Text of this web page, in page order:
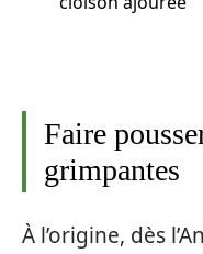
Faire
grimpantes
À l’origine, dès